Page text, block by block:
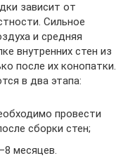
зависит от
Сильное
и средняя
внутренних стен из
после их конопатки.
в два этапа:
провести
сборки стен;
месяцев.